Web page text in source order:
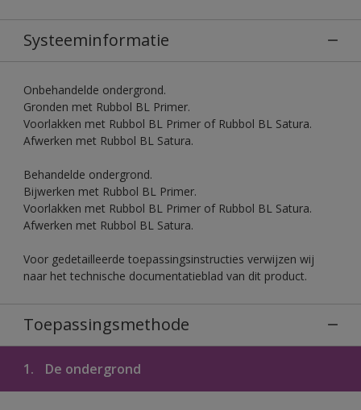
Systeeminformatie
Onbehandelde ondergrond.
Gronden met Rubbol BL Primer.
Voorlakken met Rubbol BL Primer of Rubbol BL Satura.
Afwerken met Rubbol BL Satura.
Behandelde ondergrond.
Bijwerken met Rubbol BL Primer.
Voorlakken met Rubbol BL Primer of Rubbol BL Satura.
Afwerken met Rubbol BL Satura.
Voor gedetailleerde toepassingsinstructies verwijzen wij
naar het technische documentatieblad van dit product.
Toepassingsmethode
1. De ondergrond